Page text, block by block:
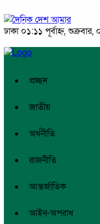
ঢাকা ০১:১১ পূর্বাহ্ন,
প্রচ্ছদ
জাতীয়
অর্থনীতি
রাজনীতি
আন্তর্জাতিক
আইন-অপরাধ